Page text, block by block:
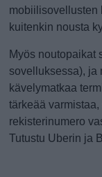
mobiilisovellusten
kuitenkin nousta
Myös noutopaikat
sovelluksessa), ja
kävelymatkaa
tärkeää
rekisterinumero
Tutustu Uberin ja